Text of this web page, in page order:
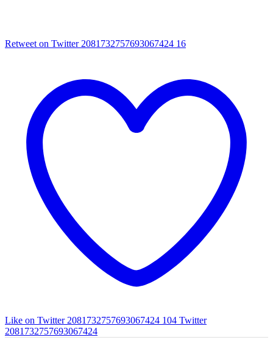
Retweet on Twitter 2081732757693067424 16
Like on Twitter 2081732757693067424 104 Twitter
2081732757693067424